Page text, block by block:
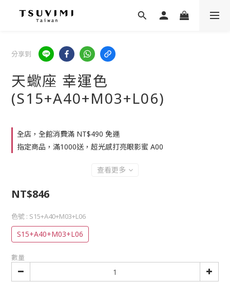
分享到
天蠍座 幸運色
(S15+A40+M03+L06)
全店，全館消費滿 NT$490 免運
指定商品，滿1000送，超光感打亮眼影蜜 A00
查看更多
NT$846
色號 : S15+A40+M03+L06
S15+A40+M03+L06
數量